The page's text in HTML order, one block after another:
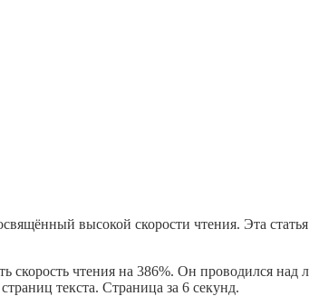
высокой скорости чтения. Эта
чтения на 386%. Он проводился
текста. Страница за 6 секунд.